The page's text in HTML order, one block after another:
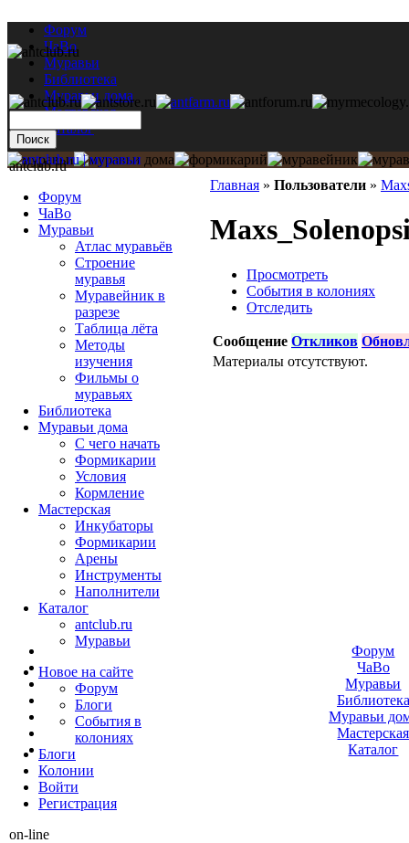
Форум
ЧаВо
Муравьи
Библиотека
Муравьи дома
Мастерская
Каталог
Главная » Пользователи »
Просмотреть
События в колониях
Отследить
Сообщение Откликов
Материалы отсутствуют.
antclub.ru
Форум
ЧаВо
Муравьи
Атлас муравьёв
Строение
муравья
Муравейник в
разрезе
Таблица лёта
Методы
изучения
Фильмы о
муравьях
Библиотека
Муравьи дома
С чего начать
Формикарии
Условия
Кормление
Мастерская
Инкубаторы
Формикарии
Арены
Инструменты
Наполнители
Каталог
antclub.ru
Муравьи
Новое на сайте
Форум
Блоги
События в
колониях
Блоги
Колонии
Войти
Peгиcтpaция
on-line
Форум
ЧаВо
Муравьи
Библиотека
Муравьи
Мастерская
Каталог